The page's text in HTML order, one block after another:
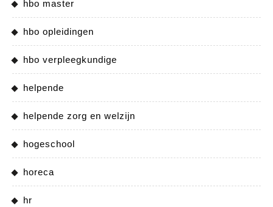
hbo master
hbo opleidingen
hbo verpleegkundige
helpende
helpende zorg en welzijn
hogeschool
horeca
hr